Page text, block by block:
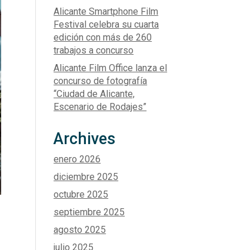
Alicante Smartphone Film
Festival celebra su cuarta
edición con más de 260
trabajos a concurso
Alicante Film Office lanza el
concurso de fotografía
“Ciudad de Alicante,
Escenario de Rodajes”
Archives
enero 2026
diciembre 2025
octubre 2025
septiembre 2025
agosto 2025
julio 2025